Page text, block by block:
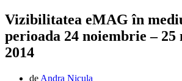
Vizibilitatea eMAG în
perioada 24 noiembrie – 25
2014
de Andra Nicula